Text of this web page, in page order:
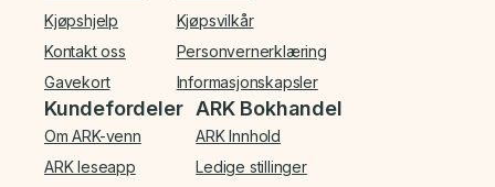
Kjøpshjelp
Kontakt oss
Gavekort
Kjøpsvilkår
Personvernerklæring
Informasjonskapsler
Kundefordeler
Om ARK-venn
ARK leseapp
ARK Bokhandel
ARK Innhold
Ledige stillinger